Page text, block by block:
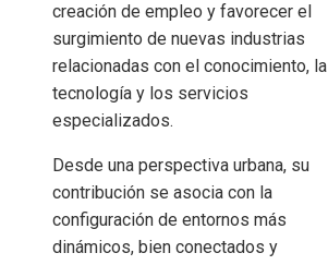
creación de empleo y favorecer el
surgimiento de nuevas industrias
relacionadas con el conocimiento, la
tecnología y los servicios
especializados.
Desde una perspectiva urbana, su
contribución se asocia con la
configuración de entornos más
dinámicos, bien conectados y